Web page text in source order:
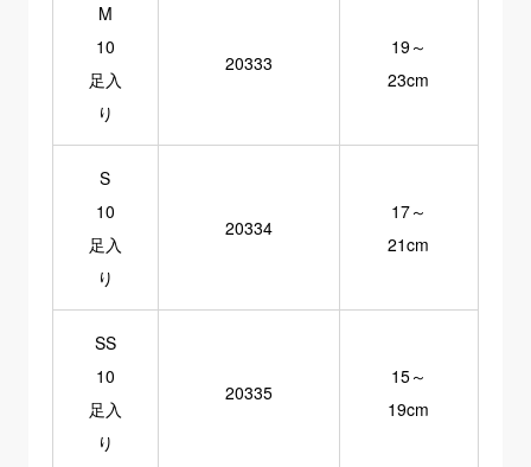
M
10
足入
り
20333
19～
23cm
S
10
足入
り
20334
17～
21cm
SS
10
足入
り
20335
15～
19cm